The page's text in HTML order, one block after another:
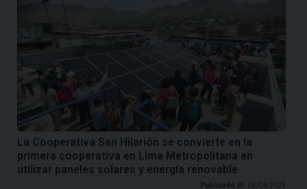
La Cooperativa San Hilarión se convierte en la
primera cooperativa en Lima Metropolitana en
utilizar paneles solares y energía renovable
Publicado el: 03/04/2023